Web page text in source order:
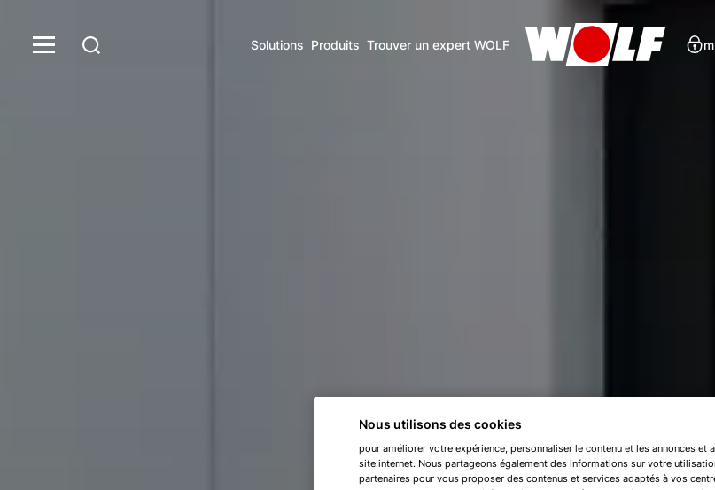
Solutions Produits Trouver un expert WOLF
Nous utilisons des cookies
pour améliorer votre expérience, personnaliser le contenu et les annonces et
site internet. Nous partageons également des informations sur votre
partenaires pour vous proposer des contenus et services adaptés à vos